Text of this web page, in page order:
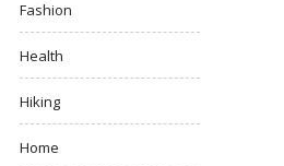
Fashion
Health
Hiking
Home